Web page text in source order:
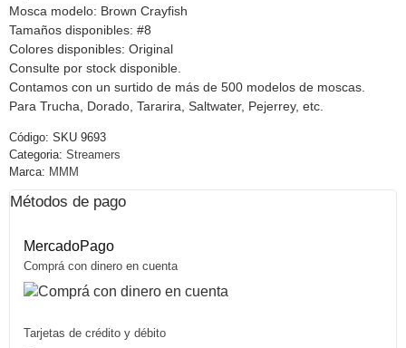
Mosca modelo: Brown Crayfish
Tamaños disponibles: #8
Colores disponibles: Original
Consulte por stock disponible.
Contamos con un surtido de más de 500 modelos de moscas.
Para Trucha, Dorado, Tararira, Saltwater, Pejerrey, etc.
Código: SKU 9693
Categoria: Streamers
Marca: MMM
Métodos de pago
MercadoPago
Comprá con dinero en cuenta
Tarjetas de crédito y débito